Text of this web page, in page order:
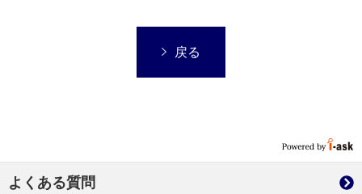
戻る
よくある質問